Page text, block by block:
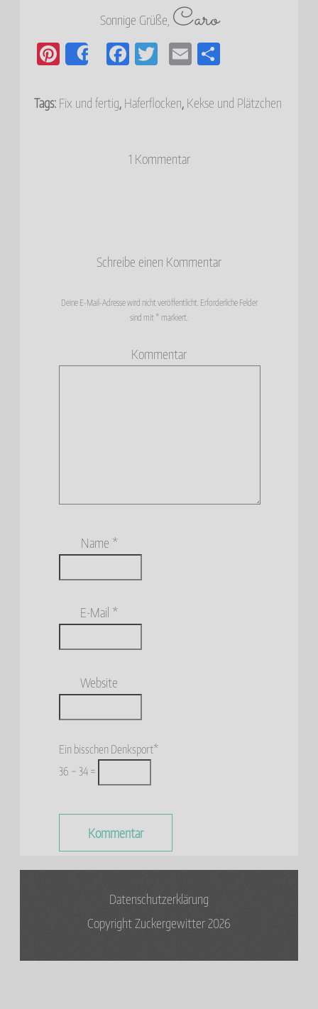
Sonnige Grüße, Caro
Pi
er
Share Fa
bo tte
E
ail pf
Tags: Fix und fertig Haferflocken Kekse und Plätzchen
1 Kommentar
Schreibe einen Kommentar
Deine E-Mail-Adresse wird nicht veröffentlicht. Erforderliche Felder
sind mit * markiert.
Kommentar
Name *
E-Mail *
Website
Ein bisschen Denksport*
36 − 34 =
Datenschutzerklärung
Copyright Zuckergewitter 2026